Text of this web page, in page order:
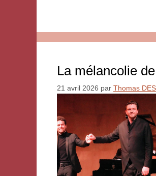
La mélancolie
21 avril 2026 par Thomas